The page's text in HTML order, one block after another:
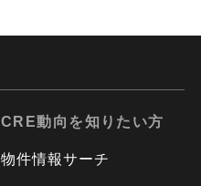
CRE動向を知りたい方
物件情報サーチ